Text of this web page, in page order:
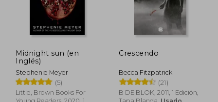
Midnight sun (en
Inglés)
Stephenie Meyer
(5)
Little, Brown Books For
Crescendo
Becca Fitzpatrick
(21)
B DE BLOK, 2011, 1 Edición,